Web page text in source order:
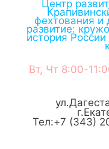
Центр
фехтования и
развитие:
история
Вт, Чт 8:00-
г.
Тел:+7 (343)